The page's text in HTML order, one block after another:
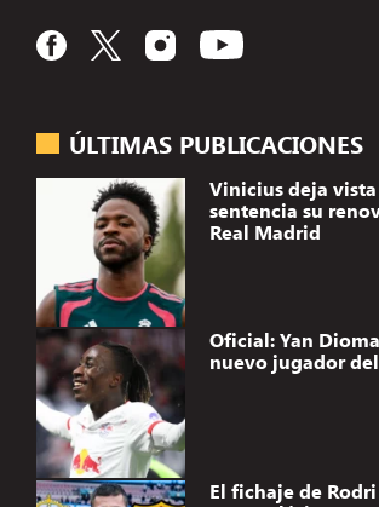
ÚLTIMAS PUBLICACIONES
Vinicius deja
sentencia su
Real Madrid
Oficial: Yan
nuevo jugador
El fichaje de